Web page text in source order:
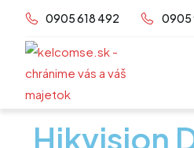
Preskočiť
obsah
0905 618 492 0905
Hikvision